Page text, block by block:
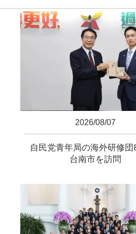
2026/08/07
自民党青年局の海外研修団
台南市を訪問